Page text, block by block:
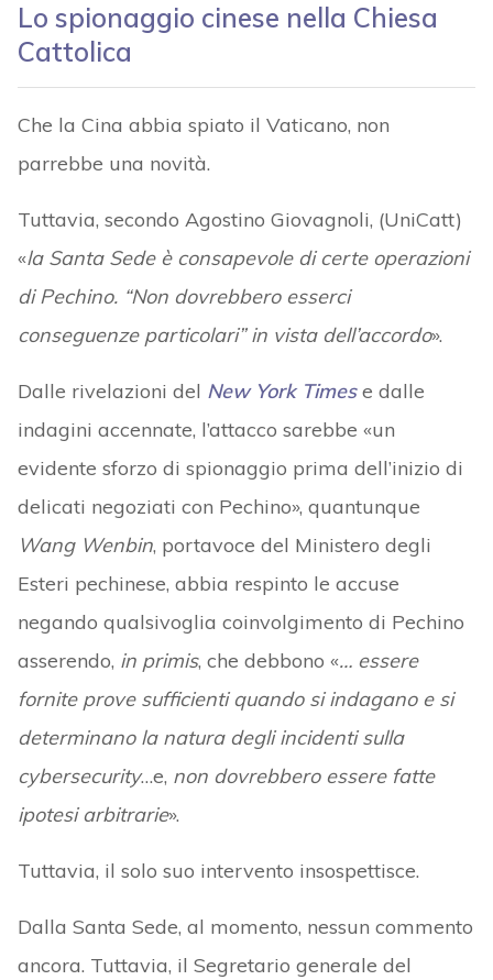
Lo spionaggio cinese nella Chiesa
Cattolica
Che la Cina abbia spiato il Vaticano, non
parrebbe una novità.
Tuttavia, secondo Agostino Giovagnoli, (UniCatt)
«la Santa Sede è consapevole di certe operazioni
di Pechino. “Non dovrebbero esserci
conseguenze particolari” in vista dell’accordo».
Dalle rivelazioni del New York Times e dalle
indagini accennate, l’attacco sarebbe «un
evidente sforzo di spionaggio prima dell’inizio di
delicati negoziati con Pechino», quantunque
Wang Wenbin, portavoce del Ministero degli
Esteri pechinese, abbia respinto le accuse
negando qualsivoglia coinvolgimento di Pechino
asserendo, in primis, che debbono «… essere
fornite prove sufficienti quando si indagano e si
determinano la natura degli incidenti sulla
cybersecurity…e, non dovrebbero essere fatte
ipotesi arbitrarie».
Tuttavia, il solo suo intervento insospettisce.
Dalla Santa Sede, al momento, nessun commento
ancora. Tuttavia, il Segretario generale del